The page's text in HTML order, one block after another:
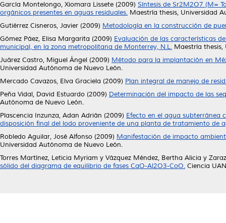
García Montelongo, Xiomara Lissete (2009) Síntesis de Sr2M2O7 (M=
orgánicos presentes en aguas residuales. Maestría thesis, Universidad
Gutiérrez Cisneros, Javier (2009) Metodología en la construcción de
Gómez Páez, Elisa Margarita (2009) Evaluación de las características
municipal, en la zona metropolitana de Monterrey, N.L. Maestría thesis,
Juárez Castro, Miguel Ángel (2009) Método para la implantación en
Universidad Autónoma de Nuevo León.
Mercado Cavazos, Elva Graciela (2009) Plan integral de manejo de
Peña Vidal, David Estuardo (2009) Determinación del impacto de las
Autónoma de Nuevo León.
Plascencia Inzunza, Adan Adrián (2009) Efecto en el agua subterránea
disposición final del lodo proveniente de una planta de tratamiento de
Robledo Aguilar, José Alfonso (2009) Manifestación de impacto
Universidad Autónoma de Nuevo León.
Torres Martínez, Leticia Myriam y Vázquez Méndez, Bertha Alicia y
sólido del diagrama de equilibrio de fases CaO-Al2O3-CoO. Ciencia